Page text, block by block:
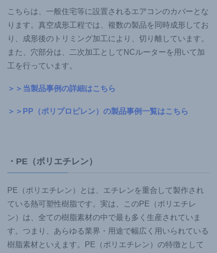
こちらは、一般住宅等に設置されるエアコンのカバーとな
ります。真空成形工程では、複数の製品を同時成形してお
り、成形後のトリミング加工により、切り離しています。
また、穴部分は、二次加工としてNCルーターを用いて加
工を行っています。
＞＞当製品事例の詳細はこちら
＞＞PP（ポリプロピレン）の製品事例一覧はこちら
・PE（ポリエチレン）
PE（ポリエチレン）とは、エチレンを重合して製作され
ている熱可塑性樹脂です。実は、このPE（ポリエチレ
ン）は、全ての樹脂素材の中で最も多く生産されていま
す。つまり、あらゆる業界・用途で幅広く用いられている
樹脂素材といえます。PE（ポリエチレン）の特徴として